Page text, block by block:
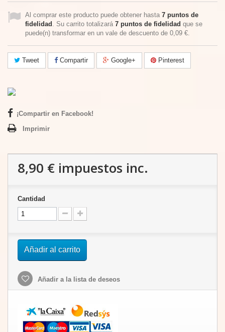
Al comprar este producto puede obtener hasta 7 puntos de
fidelidad . Su carrito totalizará 7 puntos de fidelidad que se
puede(n) transformar en un vale de descuento de 0,09 €.
Tweet Compartir Google+ Pinterest
¡Compartir en Facebook!
Imprimir
8,90 € impuestos inc.
Cantidad
Añadir al carrito
Añadir a la lista de deseos